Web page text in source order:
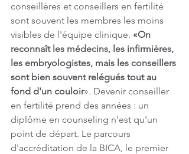
conseillères et conseillers en fertilité
sont souvent les membres les moins
visibles de l'équipe clinique. «On
reconnaît les médecins, les infirmières,
les embryologistes, mais les conseillers
sont bien souvent relégués tout au
fond d'un couloir». Devenir conseiller
en fertilité prend des années : un
diplôme en counseling n'est qu'un
point de départ. Le parcours
d'accréditation de la BICA, le premier